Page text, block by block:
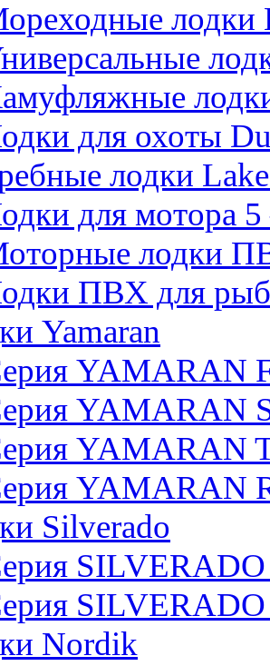
лодки
для охоты
лодки
для мотора
лодки
ПВХ для
Yamaran
YAMARAN
YAMARAN
YAMARAN
YAMARAN
Silverado
SILVERADO
Nordik